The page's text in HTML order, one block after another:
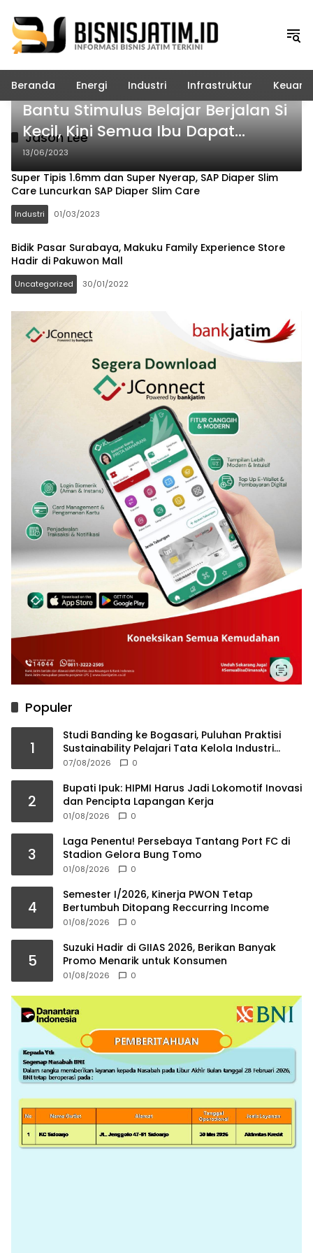
konten
Beranda Energi Industri Infrastruktur
Jason Lee
Industri
Bantu Stimulus Belajar Berjalan Si
Kecil, Kini Semua Ibu Dapat
Merasakan Keunggulan SAP
Diapers Dengan Promo Menarik di
Bulan Juni
13/06/2023
Super Tipis 1.6mm dan Super Nyerap, SAP Diaper Slim
Care Luncurkan SAP Diaper Slim Care
Industri 01/03/2023
Bidik Pasar Surabaya, Makuku Family Experience Store
Hadir di Pakuwon Mall
Uncategorized 30/01/2022
Populer
1
Studi Banding ke Bogasari, Puluhan Praktisi
Sustainability Pelajari Tata Kelola Industri
Berkelanjutan
07/08/2026 0
2
Bupati Ipuk: HIPMI Harus Jadi Lokomotif Inovasi
dan Pencipta Lapangan Kerja
01/08/2026 0
3
Laga Penentu! Persebaya Tantang Port FC di
Stadion Gelora Bung Tomo
01/08/2026 0
4
Semester I/2026, Kinerja PWON Tetap
Bertumbuh Ditopang Reccurring Income
01/08/2026 0
5
Suzuki Hadir di GIIAS 2026, Berikan Banyak
Promo Menarik untuk Konsumen
01/08/2026 0